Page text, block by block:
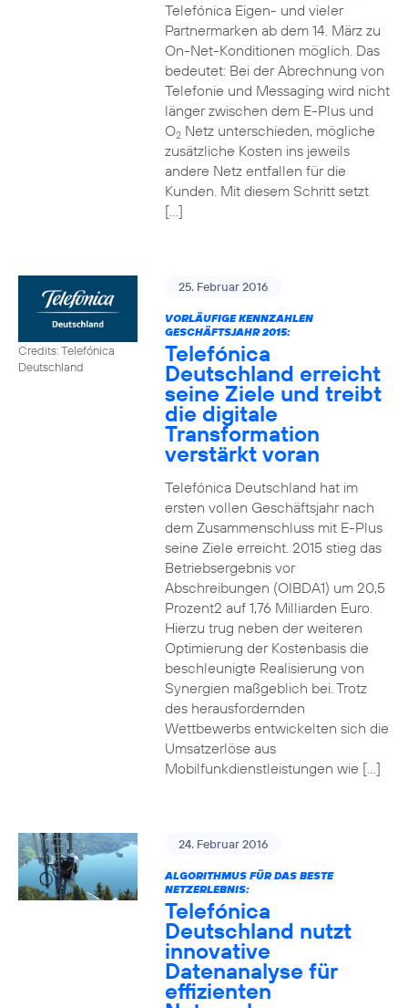
Telefónica Eigen- und vieler
Partnermarken ab dem 14. März zu
On-Net-Konditionen möglich. Das
bedeutet: Bei der Abrechnung von
Telefonie und Messaging wird nicht
länger zwischen dem E-Plus und
O2Netz unterschieden, mögliche
zusätzliche Kosten ins jeweils
andere Netz entfallen für die
Kunden. Mit diesem Schritt setzt
[…]
Credits: Telefónica
Deutschland
25. Februar 2016
VORLÄUFIGE KENNZAHLEN
GESCHÄFTSJAHR 2015:
Telefónica
Deutschland erreicht
seine Ziele und treibt
die digitale
Transformation
verstärkt voran
Telefónica Deutschland hat im
ersten vollen Geschäftsjahr nach
dem Zusammenschluss mit E-Plus
seine Ziele erreicht. 2015 stieg das
Betriebsergebnis vor
Abschreibungen (OIBDA1) um 20,5
Prozent2 auf 1,76 Milliarden Euro.
Hierzu trug neben der weiteren
Optimierung der Kostenbasis die
beschleunigte Realisierung von
Synergien maßgeblich bei. Trotz
des herausfordernden
Wettbewerbs entwickelten sich die
Umsatzerlöse aus
Mobilfunkdienstleistungen wie […]
24. Februar 2016
ALGORITHMUS FÜR DAS BESTE
NETZERLEBNIS:
Telefónica
Deutschland nutzt
innovative
Datenanalyse für
effizienten